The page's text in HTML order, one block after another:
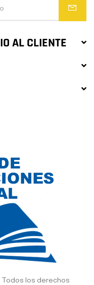
AL CLIENTE
. Todos los derechos